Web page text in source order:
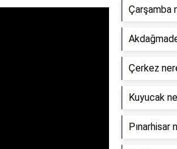
Çarşamba
Çerkez
Kuyucak
Pınarhisar